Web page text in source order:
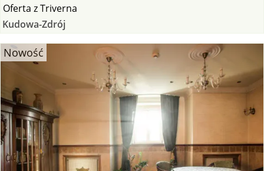
Oferta zTriverna
Kudowa-Zdrój
Nowość